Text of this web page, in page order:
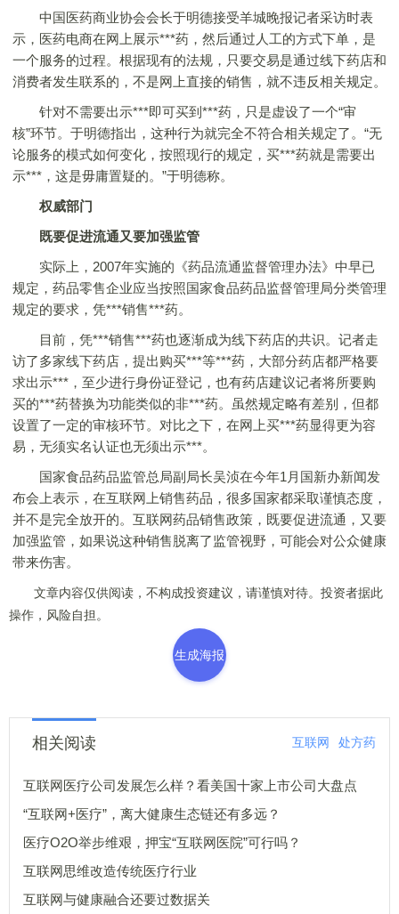
中国医药商业协会会长于明德接受羊城晚报记者采访时表
示，医药电商在网上展示***药，然后通过人工的方式下单，是
一个服务的过程。根据现有的法规，只要交易是通过线下药店和
消费者发生联系的，不是网上直接的销售，就不违反相关规定。
针对不需要出示***即可买到***药，只是虚设了一个“审
核”环节。于明德指出，这种行为就完全不符合相关规定了。“无
论服务的模式如何变化，按照现行的规定，买***药就是需要出
示***，这是毋庸置疑的。”于明德称。
权威部门
既要促进流通又要加强监管
实际上，2007年实施的《药品流通监督管理办法》中早已
规定，药品零售企业应当按照国家食品药品监督管理局分类管理
规定的要求，凭***销售***药。
目前，凭***销售***药也逐渐成为线下药店的共识。记者走
访了多家线下药店，提出购买***等***药，大部分药店都严格要
求出示***，至少进行身份证登记，也有药店建议记者将所要购
买的***药替换为功能类似的非***药。虽然规定略有差别，但都
设置了一定的审核环节。对比之下，在网上买***药显得更为容
易，无须实名认证也无须出示***。
国家食品药品监管总局副局长吴浈在今年1月国新办新闻发
布会上表示，在互联网上销售药品，很多国家都采取谨慎态度，
并不是完全放开的。互联网药品销售政策，既要促进流通，又要
加强监管，如果说这种销售脱离了监管视野，可能会对公众健康
带来伤害。
文章内容仅供阅读，不构成投资建议，请谨慎对待。投资者据此
操作，风险自担。
生成海报
相关阅读 互联网 处方药
互联网医疗公司发展怎么样？看美国十家上市公司大盘点
“互联网+医疗”，离大健康生态链还有多远？
医疗O2O举步维艰，押宝“互联网医院”可行吗？
互联网思维改造传统医疗行业
互联网与健康融合还要过数据关